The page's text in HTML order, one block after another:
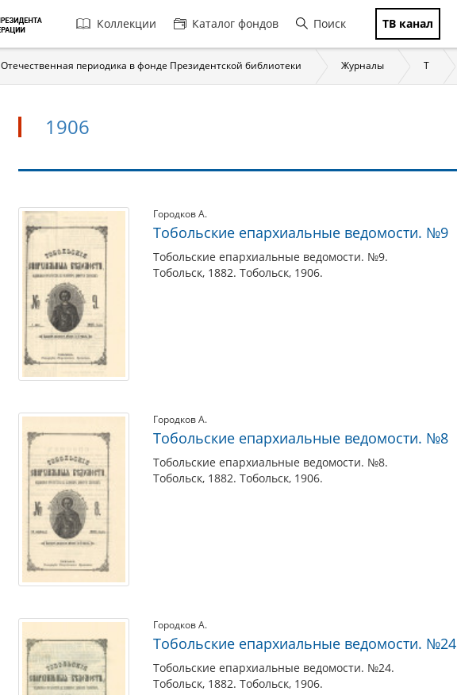
Главная
навигация
Коллекции Каталог фондов Поиск ТВ канал
Отечественная периодика в фонде Президентской библиотеки Журналы Т
1906
1906 Городков А.
Тобольские епархиальные ведомости. №9
Тобольские епархиальные ведомости. №9.
Тобольск, 1882. Тобольск, 1906.
Городков А.
Тобольские епархиальные ведомости. №8
Тобольские епархиальные ведомости. №8.
Тобольск, 1882. Тобольск, 1906.
Городков А.
Тобольские епархиальные ведомости. №24
Тобольские епархиальные ведомости. №24.
Тобольск, 1882. Тобольск, 1906.